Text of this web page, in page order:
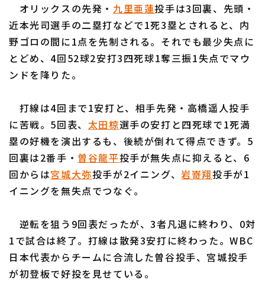
千葉ロッテマリーンズ
オリックス・バファローズ
福岡ソフトバンクホークス
設定
利用規約 プライバシーポリシー
運営会社（別ウィンドウで開く） よくある質問
オリックスの先発・ 九里亜蓮投手は3回裏、先頭・
近本光司選手の二塁打などで1死3塁とされると、内
野ゴロの間に1点を先制される。それでも最少失点に
とどめ、4回52球2安打3四死球1奪三振1失点でマウ
ンドを降りた。
打線は4回まで1安打と、相手先発・高橋遥人投手
に苦戦。5回表、 太田椋選手の安打と四死球で1死満
塁の好機を演出するも、後続が倒れて得点できず。5
回裏は2番手・ 曽谷龍平投手が無失点に抑えると、6
回からは宮城大弥投手が2イニング、岩嵜翔投手が1
イニングを無失点でつなぐ。
逆転を狙う9回表だったが、3者凡退に終わり、0対
1で試合は終了。打線は散発3安打に終わった。WBC
日本代表からチームに合流した曽谷投手、宮城投手
が初登板で好投を見せている。